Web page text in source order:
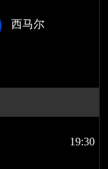
西马尔
19:30